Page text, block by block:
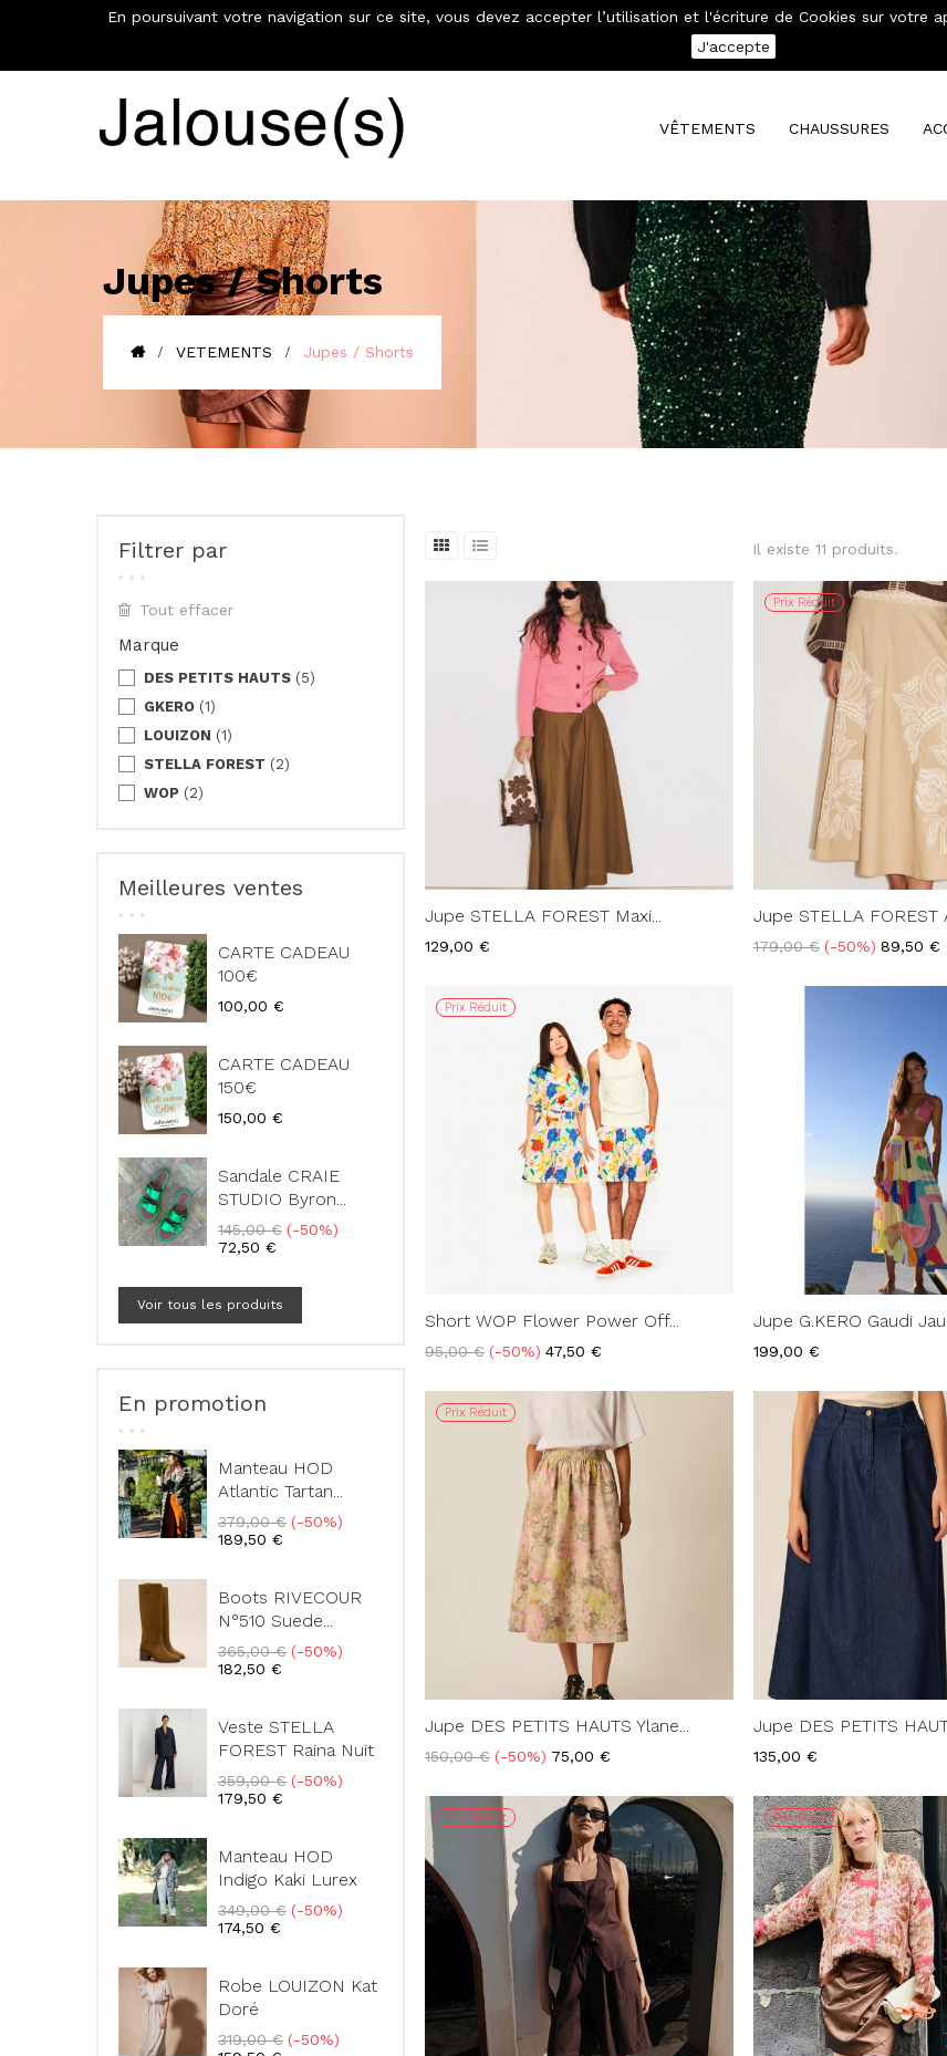
€ Mon compte
VÊTEMENTS CHAUSSURES
Jupes / Shorts
VETEMENTS Jupes / Shorts
Filtrer par
Tout effacer
Marque
DES PETITS HAUTS (5)
GKERO (1)
LOUIZON (1)
STELLA FOREST (2)
WOP (2)
Meilleures ventes
CARTE CADEAU
100€
Prix
100,00 €
CARTE CADEAU
150€
Prix
150,00 €
Sandale CRAIE
STUDIO Byron...
Prix
de
145,00 € -50%
72,50 €
Voir tous les produits
En promotion
Manteau HOD
Atlantic Tartan...
Prix
de
379,00 € -50%
189,50 €
Boots RIVECOUR
N°510 Suede...
Prix
de
365,00 € -50%
182,50 €
Veste STELLA
FOREST Raina Nuit
Prix
de
359,00 € -50%
179,50 €
Manteau HOD
Indigo Kaki Lurex
Prix
de
349,00 € -50%
174,50 €
Robe LOUIZON Kat
Doré
Prix
319,00 € -50%
Il existe 11 produits.
Jupe STELLA FOREST Maxi...
Prix
129,00 €
Prix Réduit
Jupe STELLA FOREST
Prix
179,00 € -50% Prix
89,50 €
Prix Réduit
Short WOP Flower Power Off...
Prix
95,00 € -50% Prix
47,50 €
Jupe G.KERO Gaudi
Prix
199,00 €
Prix Réduit
Jupe DES PETITS HAUTS Ylane...
Prix
150,00 € -50% Prix
75,00 €
Jupe DES PETITS
Prix
135,00 €
Prix Réduit Prix Réduit
En poursuivant votre navigation sur ce site, vous devez accepter l’utilisation et l'écriture de Cookies sur votre
J'accepte